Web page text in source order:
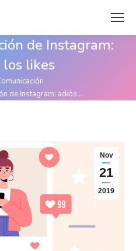
de Instagram:
los likes
de Instagram: adiós…
Nov
21
2019